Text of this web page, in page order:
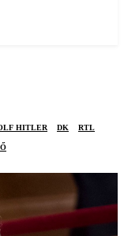
HITLER DK RTL